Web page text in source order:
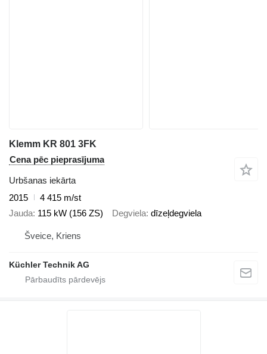
Klemm KR 801 3FK
Cena pēc pieprasījuma
Urbšanas iekārta
2015
4 415 m/st
Jauda 115 kW (156 ZS) Degviela dīzeļdegviela
Šveice, Kriens
Küchler Technik AG